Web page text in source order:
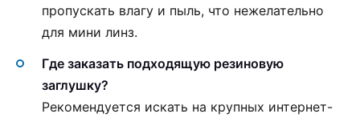
пропускать влагу и пыль, что нежелательно
для мини линз.
Где заказать подходящую резиновую
заглушку?
Рекомендуется искать на крупных интернет-